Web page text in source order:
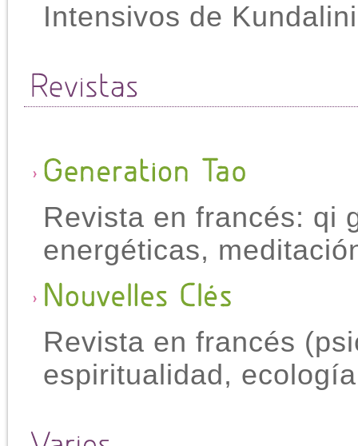
Intensivos de
Revista en francés: qi
energéticas,
Revista en francés
espiritualidad,